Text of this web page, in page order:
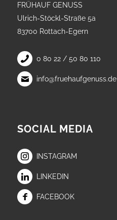
FRÜHAUF GENUSS
Ulrich-Stöckl-Straße 5a
83700 Rottach-Egern
0 80 22 / 50 80 110
info@fruehaufgenuss.de
SOCIAL MEDIA
INSTAGRAM
LINKEDIN
FACEBOOK